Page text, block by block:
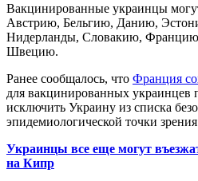
Вакцинированные украинцы
Австрию, Бельгию, Данию,
Нидерланды, Словакию,
Швецию.
Ранее сообщалось, что Франция
для вакцинированных украинцев
исключить Украину из списка
эпидемиологической точки
Украинцы все еще могут
на Кипр